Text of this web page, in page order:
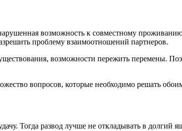
возможность к совместному
проблему взаимоотношений партнеров.
возможности пережить перемены.
вопросов, которые необходимо решать
Тогда развод лучше не откладывать в долгий